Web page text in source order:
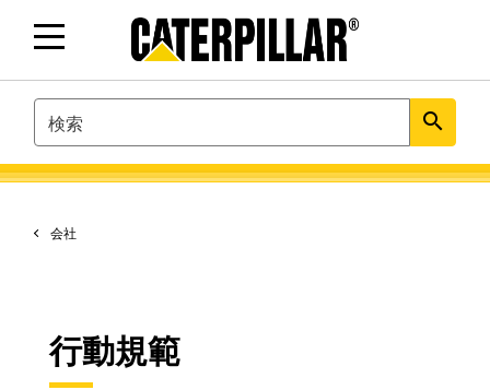
SEARCH search
会社
行動規範